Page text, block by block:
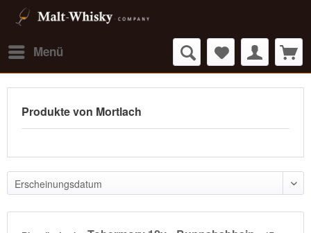
Menü
Produkte von Mortlach